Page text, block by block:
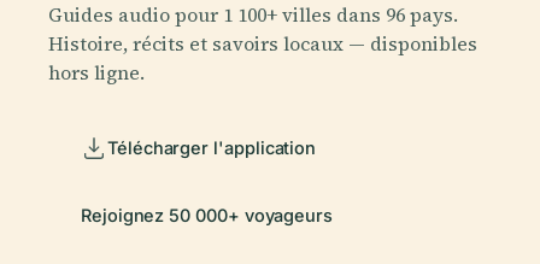
Guides audio pour 1 100+ villes dans 96 pays.
Histoire, récits et savoirs locaux — disponibles
hors ligne.
Télécharger l'application
Rejoignez 50 000+ voyageurs